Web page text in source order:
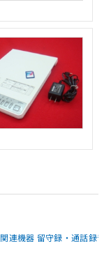
関連機器 留守録・通話録音